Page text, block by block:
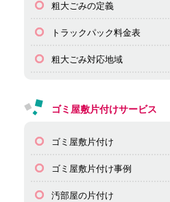
粗大ごみの定義
トラックパック料金表
粗大ごみ対応地域
ゴミ屋敷片付けサービス
ゴミ屋敷片付け
ゴミ屋敷片付け事例
汚部屋の片付け